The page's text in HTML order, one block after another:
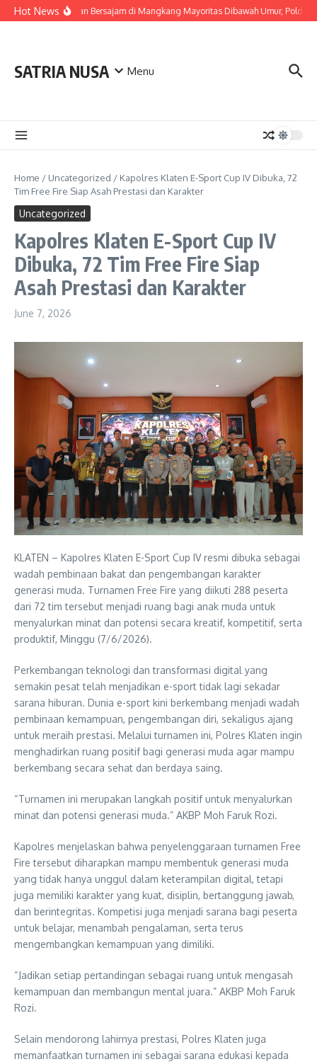
Skip to content
Hot News
Pelaku Tawuran Bersajam di Mangkang Mayoritas Dibawah Umur, Polda
SATRIA NUSA Menu
Home / Uncategorized / Kapolres Klaten E-Sport Cup IV Dibuka, 72
Tim Free Fire Siap Asah Prestasi dan Karakter
Uncategorized
Kapolres Klaten E-Sport Cup IV
Dibuka, 72 Tim Free Fire Siap
Asah Prestasi dan Karakter
June 7, 2026
KLATEN – Kapolres Klaten E-Sport Cup IV resmi dibuka sebagai
wadah pembinaan bakat dan pengembangan karakter
generasi muda. Turnamen Free Fire yang diikuti 288 peserta
dari 72 tim tersebut menjadi ruang bagi anak muda untuk
menyalurkan minat dan potensi secara kreatif, kompetitif, serta
produktif, Minggu (7/6/2026).
Perkembangan teknologi dan transformasi digital yang
semakin pesat telah menjadikan e-sport tidak lagi sekadar
sarana hiburan. Dunia e-sport kini berkembang menjadi wadah
pembinaan kemampuan, pengembangan diri, sekaligus ajang
untuk meraih prestasi. Melalui turnamen ini, Polres Klaten ingin
menghadirkan ruang positif bagi generasi muda agar mampu
berkembang secara sehat dan berdaya saing.
“Turnamen ini merupakan langkah positif untuk menyalurkan
minat dan potensi generasi muda.” AKBP Moh Faruk Rozi.
Kapolres menjelaskan bahwa penyelenggaraan turnamen Free
Fire tersebut diharapkan mampu membentuk generasi muda
yang tidak hanya unggul dalam keterampilan digital, tetapi
juga memiliki karakter yang kuat, disiplin, bertanggung jawab,
dan berintegritas. Kompetisi juga menjadi sarana bagi peserta
untuk belajar, menambah pengalaman, serta terus
mengembangkan kemampuan yang dimiliki.
“Jadikan setiap pertandingan sebagai ruang untuk mengasah
kemampuan dan membangun mental juara.” AKBP Moh Faruk
Rozi.
Selain mendorong lahirnya prestasi, Polres Klaten juga
memanfaatkan turnamen ini sebagai sarana edukasi kepada